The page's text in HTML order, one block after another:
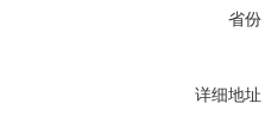
省份
详细地址